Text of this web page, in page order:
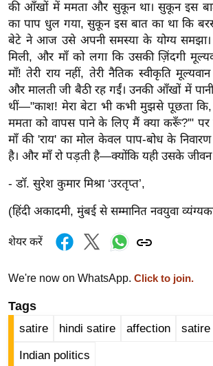
k
i
n
g
N
e
w
s
ला
फ
स्टा
ल
क्नॉ
लॉ
टी
की आँखों में ममता और सुकून था। सुकून इस
का पाप धुल गया, सुकून इस बात का था कि
बेटे ने आज उसे अपनी समस्या के योग्य समझा।
मिली, और माँ को लगा कि उसकी ज़िंदगी
माँ! तेरी राय नहीं, तेरी नैतिक स्वीकृति
और मालती जी बैठी रह गईं। उनकी आँखों में
थीं—"काश! मेरा बेटा भी कभी मुझसे पूछता
ममता को वापस पाने के लिए मैं क्या करूँ?'" पर
माँ की 'राय' का मोल केवल पाप-बोध के
है। और माँ रो पड़ती है—क्योंकि यही उसके
- डॉ. सुरेश कुमार मिश्रा ‘उरतृप्त’,
(हिंदी अकादमी, मुंबई से सम्मानित नवयुवा
शेयर करें
We're now on WhatsApp. Click to join.
Tags
satire hindi satire affection satire
Indian politics